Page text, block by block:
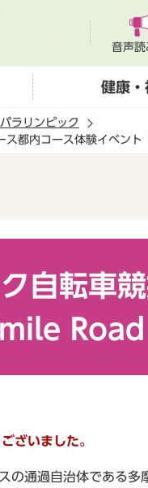
音声読
健康・
ラリンピック
ス都内コース体験イベン
自転車
ざいました。
通過自治体である多